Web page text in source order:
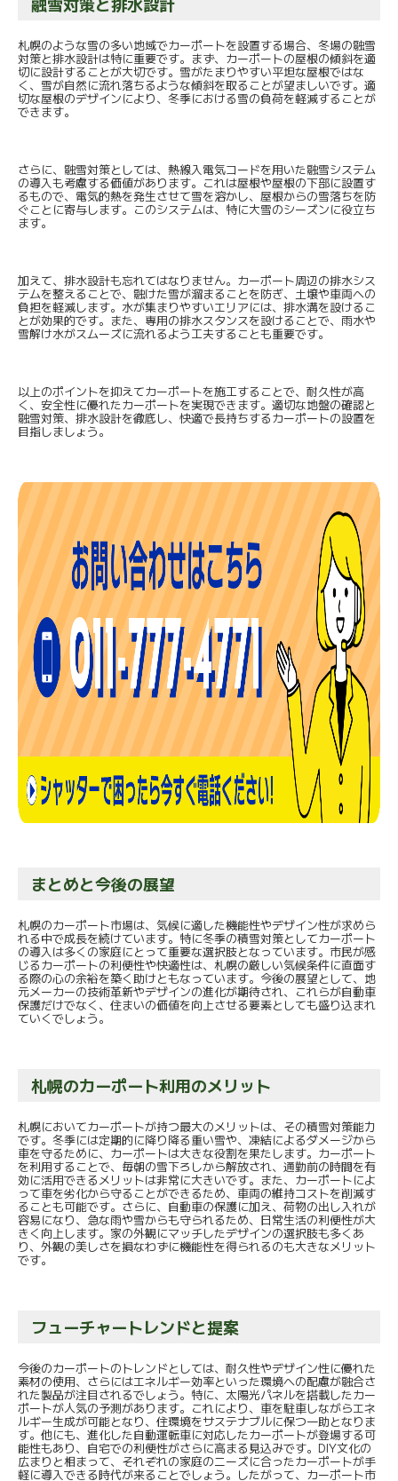
札幌のような雪の多い地域でカーポートを設置する場合、冬場の融雪
対策と排水設計は特に重要です。まず、カーポートの屋根の傾斜を適
切に設計することが大切です。雪がたまりやすい平坦な屋根ではな
く、雪が自然に流れ落ちるような傾斜を取ることが望ましいです。適
切な屋根のデザインにより、冬季における雪の負荷を軽減することが
できます。
さらに、融雪対策としては、熱線入電気コードを用いた融雪システム
の導入も考慮する価値があります。これは屋根や屋根の下部に設置す
るもので、電気的熱を発生させて雪を溶かし、屋根からの雪落ちを防
ぐことに寄与します。このシステムは、特に大雪のシーズンに役立ち
ます。
加えて、排水設計も忘れてはなりません。カーポート周辺の排水シス
テムを整えることで、融けた雪が溜まることを防ぎ、土壌や車両への
負担を軽減します。水が集まりやすいエリアには、排水溝を設けるこ
とが効果的です。また、専用の排水スタンスを設けることで、雨水や
雪解け水がスムーズに流れるよう工夫することも重要です。
以上のポイントを抑えてカーポートを施工することで、耐久性が高
く、安全性に優れたカーポートを実現できます。適切な地盤の確認と
融雪対策、排水設計を徹底し、快適で長持ちするカーポートの設置を
目指しましょう。
まとめと今後の展望
札幌のカーポート市場は、気候に適した機能性やデザイン性が求めら
れる中で成長を続けています。特に冬季の積雪対策としてカーポート
の導入は多くの家庭にとって重要な選択肢となっています。市民が感
じるカーポートの利便性や快適性は、札幌の厳しい気候条件に直面す
る際の心の余裕を築く助けともなっています。今後の展望として、地
元メーカーの技術革新やデザインの進化が期待され、これらが自動車
保護だけでなく、住まいの価値を向上させる要素としても盛り込まれ
ていくでしょう。
札幌のカーポート利用のメリット
札幌においてカーポートが持つ最大のメリットは、その積雪対策能力
です。冬季には定期的に降り降る重い雪や、凍結によるダメージから
車を守るために、カーポートは大きな役割を果たします。カーポート
を利用することで、毎朝の雪下ろしから解放され、通勤前の時間を有
効に活用できるメリットは非常に大きいです。また、カーポートによ
って車を劣化から守ることができるため、車両の維持コストを削減す
ることも可能です。さらに、自動車の保護に加え、荷物の出し入れが
容易になり、急な雨や雪からも守られるため、日常生活の利便性が大
きく向上します。家の外観にマッチしたデザインの選択肢も多くあ
り、外観の美しさを損なわずに機能性を得られるのも大きなメリット
です。
フューチャートレンドと提案
今後のカーポートのトレンドとしては、耐久性やデザイン性に優れた
素材の使用、さらにはエネルギー効率といった環境への配慮が融合さ
れた製品が注目されるでしょう。特に、太陽光パネルを搭載したカー
ポートが人気の予測があります。これにより、車を駐車しながらエネ
ルギー生成が可能となり、住環境をサステナブルに保つ一助となりま
す。他にも、進化した自動運転車に対応したカーポートが登場する可
能性もあり、自宅での利便性がさらに高まる見込みです。DIY文化の
広まりと相まって、それぞれの家庭のニーズに合ったカーポートが手
軽に導入できる時代が来ることでしょう。したがって、カーポート市